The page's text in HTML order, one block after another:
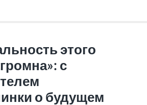
этого
с
о будущем